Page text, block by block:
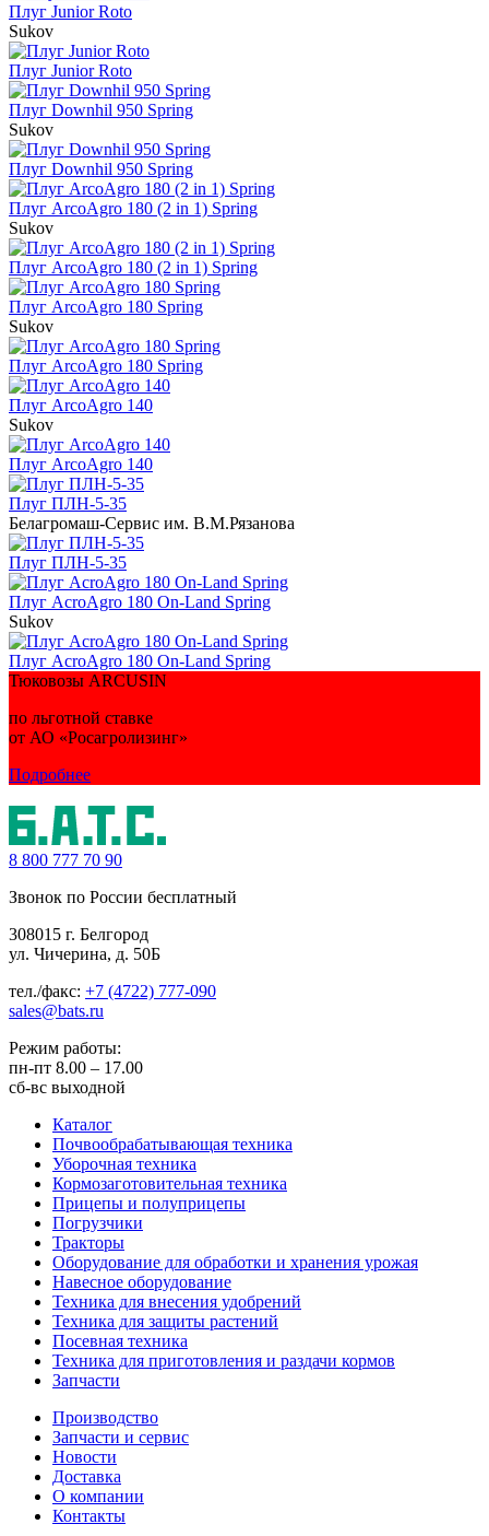
Плуг Junior Roto
Sukov
Плуг Junior Roto
Плуг Downhil 950 Spring
Sukov
Плуг Downhil 950 Spring
Плуг ArcoAgro 180 (2 in 1) Spring
Sukov
Плуг ArcoAgro 180 (2 in 1) Spring
Плуг ArcoAgro 180 Spring
Sukov
Плуг ArcoAgro 180 Spring
Плуг ArcoAgro 140
Sukov
Плуг ArcoAgro 140
Плуг ПЛН-5-35
Белагромаш-Сервис им. В.М.Рязанова
Плуг ПЛН-5-35
Плуг AcroAgro 180 On-Land Spring
Sukov
Плуг AcroAgro 180 On-Land Spring
Тюковозы ARCUSIN
по льготной ставке
от АО «Росагролизинг»
Подробнее
8 800 777 70 90
Звонок по России бесплатный
308015 г. Белгород
ул. Чичерина, д. 50Б
тел./факс: +7 (4722) 777-090
sales@bats.ru
Режим работы:
пн-пт 8.00 – 17.00
сб-вс выходной
Каталог
Почвообрабатывающая техника
Уборочная техника
Кормозаготовительная техника
Прицепы и полуприцепы
Погрузчики
Тракторы
Оборудование для обработки и хранения урожая
Навесное оборудование
Техника для внесения удобрений
Техника для защиты растений
Посевная техника
Техника для приготовления и раздачи кормов
Запчасти
Производство
Запчасти и сервис
Новости
Доставка
О компании
Контакты